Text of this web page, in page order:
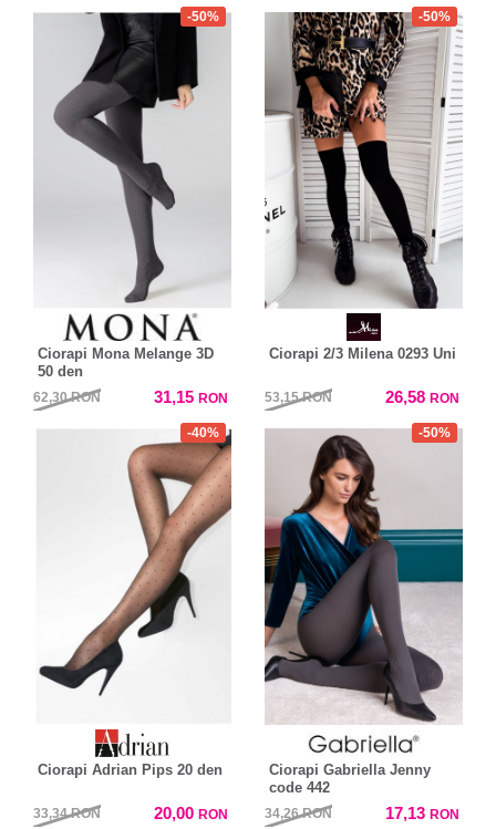
-50%
Ciorapi Mona Melange 3D
50 den
62,30RON 31,15 RON
-50%
Ciorapi 2/3 Milena 0293 Uni
53,15RON 26,58 RON
-40%
Ciorapi Adrian Pips 20 den
33,34RON 20,00 RON
-50%
Ciorapi Gabriella Jenny
code 442
34,26RON 17,13 RON